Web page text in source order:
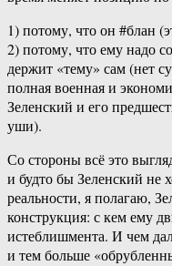
1) потому, что он #блан
2) потому, что ему надо
держит «тему» сам (нет
полная военная и
Зеленский и его
уши).
Со стороны всё это
и будто бы Зеленский не
реальности, я полагаю,
конструкция: с кем ему
истеблишмента. И чем
и тем больше